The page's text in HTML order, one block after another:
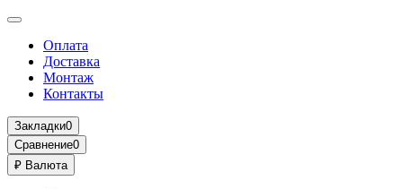
Оплата
Доставка
Монтаж
Контакты
Закладки0
Сравнение0
₽ Валюта